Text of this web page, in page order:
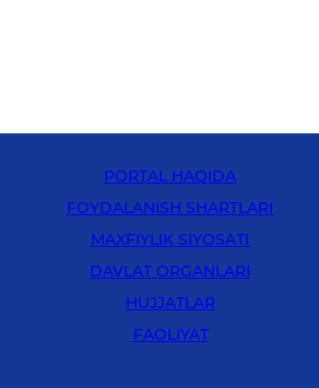
PORTAL HAQIDA
FOYDALANISH SHARTLARI
MAXFIYLIK SIYOSATI
DAVLAT ORGANLARI
HUJJATLAR
FAOLIYAT